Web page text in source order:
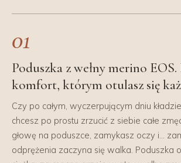
01
Poduszka z wełny merino
komfort, którym otulasz się
Czy po całym, wyczerpującym dniu
chcesz po prostu zrzucić z siebie całe
głowę na poduszce, zamykasz oczy i...
odprężenia zaczyna się walka. Poduszka